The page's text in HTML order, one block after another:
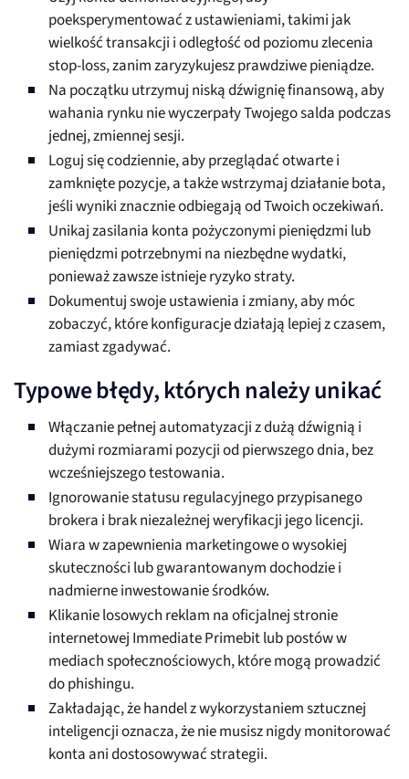
poeksperymentować z ustawieniami, takimi jak
wielkość transakcji i odległość od poziomu zlecenia
stop-loss, zanim zaryzykujesz prawdziwe pieniądze.
Na początku utrzymuj niską dźwignię finansową, aby
wahania rynku nie wyczerpały Twojego salda podczas
jednej, zmiennej sesji.
Loguj się codziennie, aby przeglądać otwarte i
zamknięte pozycje, a także wstrzymaj działanie bota,
jeśli wyniki znacznie odbiegają od Twoich oczekiwań.
Unikaj zasilania konta pożyczonymi pieniędzmi lub
pieniędzmi potrzebnymi na niezbędne wydatki,
ponieważ zawsze istnieje ryzyko straty.
Dokumentuj swoje ustawienia i zmiany, aby móc
zobaczyć, które konfiguracje działają lepiej z czasem,
zamiast zgadywać.
Typowe błędy, których należy unikać
Włączanie pełnej automatyzacji z dużą dźwignią i
dużymi rozmiarami pozycji od pierwszego dnia, bez
wcześniejszego testowania.
Ignorowanie statusu regulacyjnego przypisanego
brokera i brak niezależnej weryfikacji jego licencji.
Wiara w zapewnienia marketingowe o wysokiej
skuteczności lub gwarantowanym dochodzie i
nadmierne inwestowanie środków.
Klikanie losowych reklam na oficjalnej stronie
internetowej Immediate Primebit lub postów w
mediach społecznościowych, które mogą prowadzić
do phishingu.
Zakładając, że handel z wykorzystaniem sztucznej
inteligencji oznacza, że nie musisz nigdy monitorować
konta ani dostosowywać strategii.